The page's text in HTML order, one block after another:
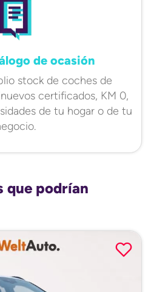
de ocasión
stock de coches de
certificados, KM 0,
de tu hogar o de tu
que podrían